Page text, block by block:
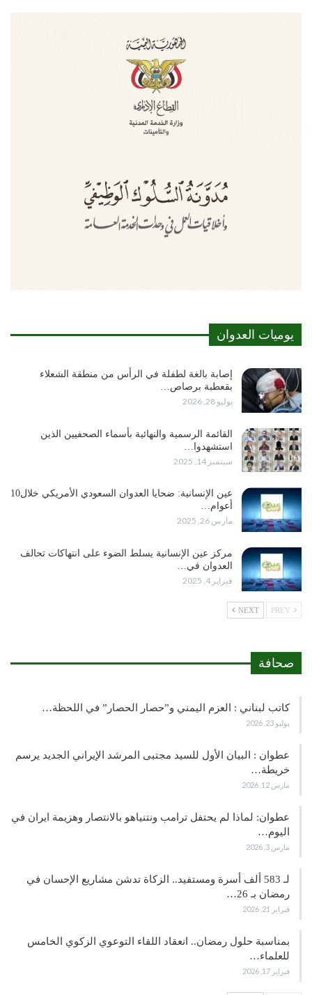
يوميات العدوان
إصابة بالغة لطفلة في الرأس من منطقة الشعلاء
بقعطبة برصاص…
يوليو 28, 2026
القائمة الرسمية والنهائية بأسماء الصحفيين الذين
استشهدوا…
سبتمبر 14, 2025
عين الإنسانية: ضحايا العدوان السعودي الأمريكي خلال10
أعوام…
مارس 26, 2025
مركز عين الإنسانية يسلط الضوء على انتهاكات تحالف
العدوان في…
فبراير 4, 2025
NEXT
صحافة
كاتب لبناني : العزم اليمني و”حصار الحصار” في اللحظة…
يوليو 23, 2026
عطوان : البيان الأول للسيد مجتبى المرشد الإيراني الجديد يرسم
خريطة…
مارس 12, 2026
عطوان: لماذا لم يحتفل ترامب ونتنياهو بالانتصار وهزيمة ايران في
اليوم…
مارس 3, 2026
لـ 583 ألف أسرة ومستفيد.. الزكاة تدشن مشاريع الإحسان في
رمضان بـ 26…
فبراير 21, 2026
بمناسبة حلول رمضان.. انعقاد اللقاء التوعوي الزكوي الخامس
للعلماء…
فبراير 17, 2026